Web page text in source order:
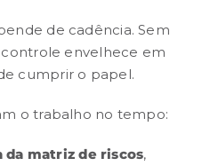
de cadência. Sem
envelhece em
cumprir o papel.
o trabalho no tempo:
da matriz de riscos,